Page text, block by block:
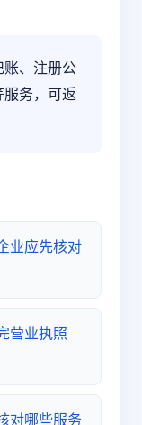
账、注册公
服务，可返
业应先核对
营业执照
对哪些服务